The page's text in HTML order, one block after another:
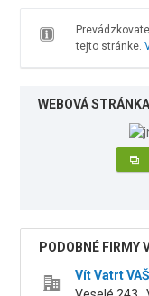
tejto stránke.
WEBOVÁ STRÁNKA
PODOBNÉ FIRMY
Vít Vatrt